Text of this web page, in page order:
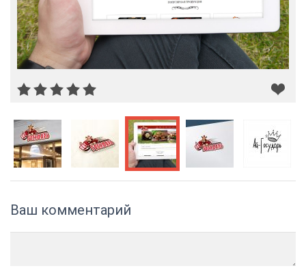
Ваш комментарий